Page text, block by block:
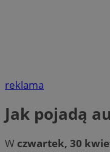
reklama
Jak pojadą
W czwartek, 30